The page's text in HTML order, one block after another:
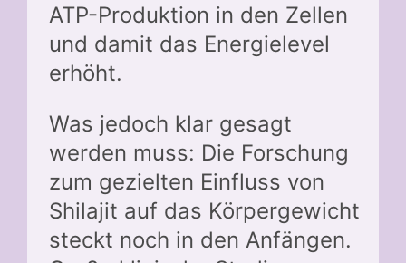
ATP-Produktion in den Zellen
und damit das Energielevel
erhöht.
Was jedoch klar gesagt
werden muss: Die Forschung
zum gezielten Einfluss von
Shilajit auf das Körpergewicht
steckt noch in den Anfängen.